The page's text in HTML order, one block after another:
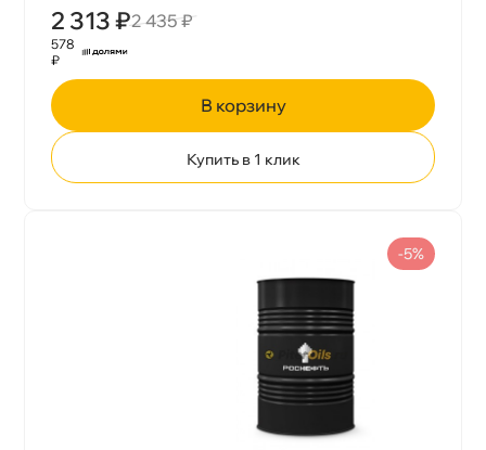
2 313 ₽2 435 ₽
578
₽
корзину
Купить в 1 клик
-5%